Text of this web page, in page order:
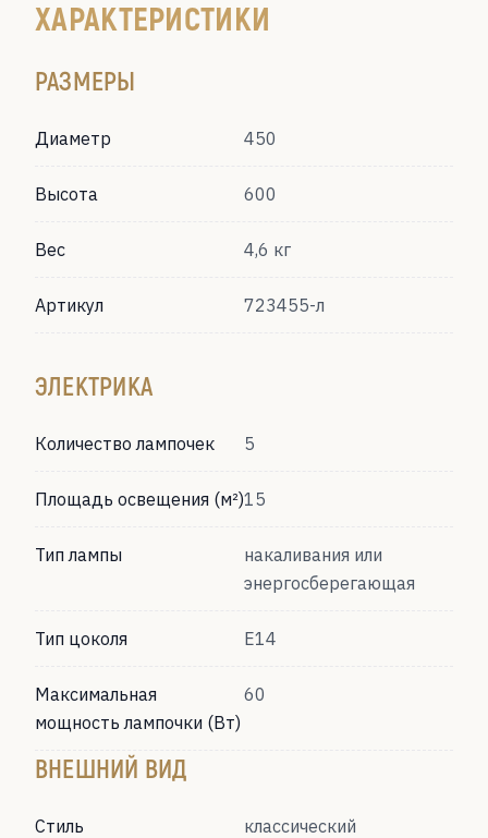
ХАРАКТЕРИСТИКИ
РАЗМЕРЫ
Диаметр 450
Высота 600
Вес 4,6 кг
Артикул 723455-л
ЭЛЕКТРИКА
Количество лампочек 5
Площадь освещения (м²)15
Тип лампы
накаливания или
энергосберегающая
Тип цоколя Е14
Максимальная
мощность лампочки (Вт)
60
ВНЕШНИЙ ВИД
Стиль классический